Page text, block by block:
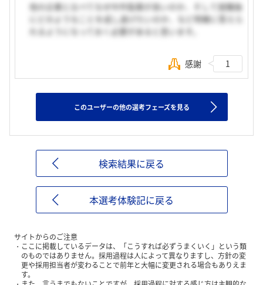
他の企業と比べてなぜ中外製薬が良いのか、そして就職後
にどのようなことを成し遂げたいのか、など明確に答えら
れるようになっておく必要があると思います。
感謝 1
このユーザーの他の選考フェーズを見る
検索結果に戻る
本選考体験記に戻る
サイトからのご注意
ここに掲載しているデータは、「こうすれば必ずうまくいく」という類
のものではありません。採用過程は人によって異なりますし、方針の変
更や採用担当者が変わることで前年と大幅に変更される場合もありえま
す。